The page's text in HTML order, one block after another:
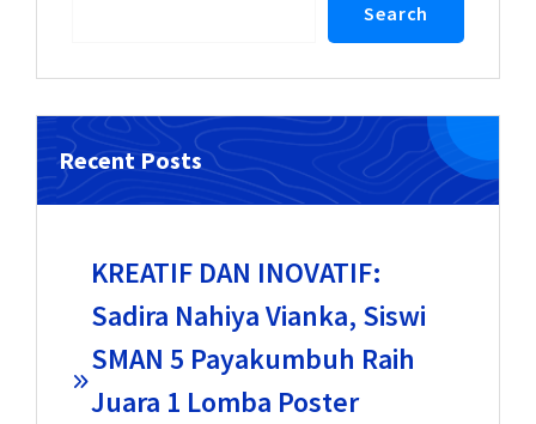
Search
Recent Posts
KREATIF DAN INOVATIF:
Sadira Nahiya Vianka, Siswi
SMAN 5 Payakumbuh Raih
Juara 1 Lomba Poster